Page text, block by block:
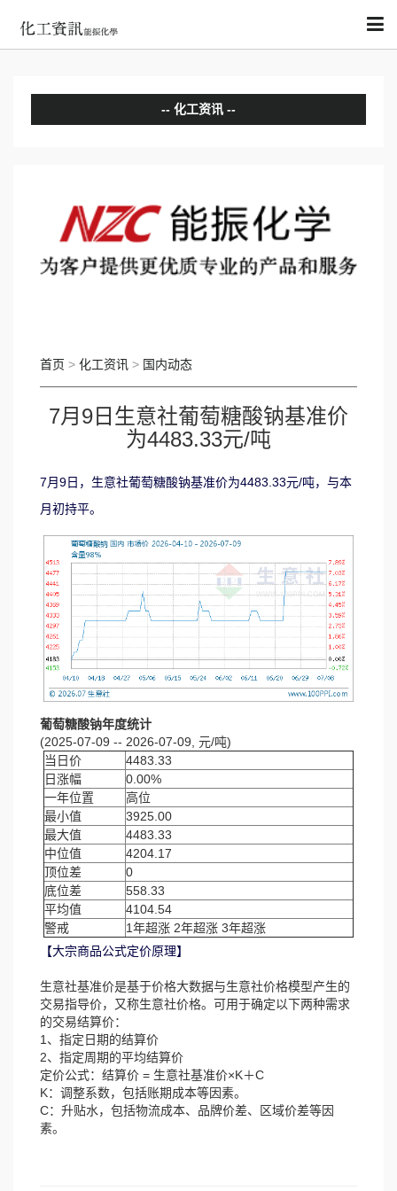
化工资讯
国际动态
首页 > 化工资讯 > 国内动态
7月9日生意社葡萄糖酸钠基准价
为4483.33元/吨
7月9日，生意社葡萄糖酸钠基准价为4483.33元/吨，与本
月初持平。
葡萄糖酸钠年度统计
(2025-07-09 -- 2026-07-09, 元/吨)
当日价
4483.33
日涨幅
0.00%
一年位置
高位
最小值
3925.00
最大值
4483.33
中位值
4204.17
顶位差
0
底位差
558.33
平均值
4104.54
警戒
1年超涨 2年超涨 3年超涨
【大宗商品公式定价原理】
生意社基准价是基于价格大数据与生意社价格模型产生的
交易指导价，又称生意社价格。可用于确定以下两种需求
的交易结算价：
1、指定日期的结算价
2、指定周期的平均结算价
定价公式：结算价 = 生意社基准价×K＋C
K：调整系数，包括账期成本等因素。
C：升贴水，包括物流成本、品牌价差、区域价差等因
素。